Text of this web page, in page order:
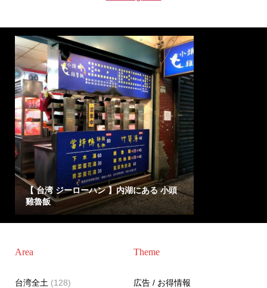
【 台湾 ジーローハン 】内湖にある 小頭
雞魯飯
Area
台湾全土 (128)
Theme
広告 / お得情報